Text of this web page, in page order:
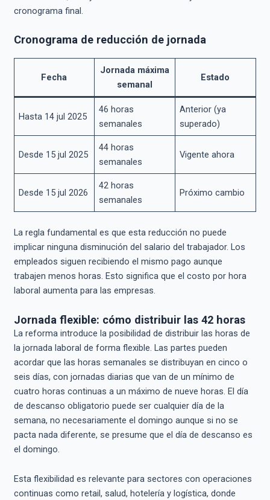
cronograma final.
Cronograma de reducción de jornada
Fecha
Jornada máxima
semanal
Estado
Hasta 14 jul 2025
46 horas
semanales
Anterior (ya
superado)
Desde 15 jul 2025
44 horas
semanales
Vigente ahora
Desde 15 jul 2026
42 horas
semanales
Próximo cambio
La regla fundamental es que esta reducción no puede
implicar ninguna disminución del salario del trabajador. Los
empleados siguen recibiendo el mismo pago aunque
trabajen menos horas. Esto significa que el costo por hora
laboral aumenta para las empresas.
Jornada flexible: cómo distribuir las 42 horas
La reforma introduce la posibilidad de distribuir las horas de
la jornada laboral de forma flexible. Las partes pueden
acordar que las horas semanales se distribuyan en cinco o
seis días, con jornadas diarias que van de un mínimo de
cuatro horas continuas a un máximo de nueve horas. El día
de descanso obligatorio puede ser cualquier día de la
semana, no necesariamente el domingo aunque si no se
pacta nada diferente, se presume que el día de descanso es
el domingo.
Esta flexibilidad es relevante para sectores con operaciones
continuas como retail, salud, hotelería y logística, donde